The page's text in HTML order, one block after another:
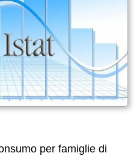
per famiglie di